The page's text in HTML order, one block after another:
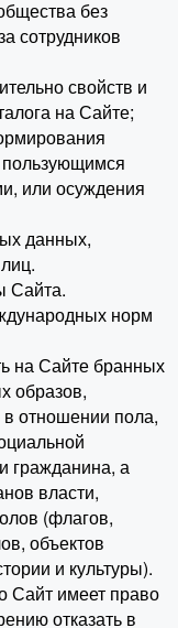
без
сотрудников
свойств и
на Сайте;
пользующимся
или осуждения
данных,
Сайта.
норм
на Сайте бранных
образов,
отношении пола,
гражданина, а
власти,
(флагов,
объектов
и культуры).
Сайт имеет право
отказать в